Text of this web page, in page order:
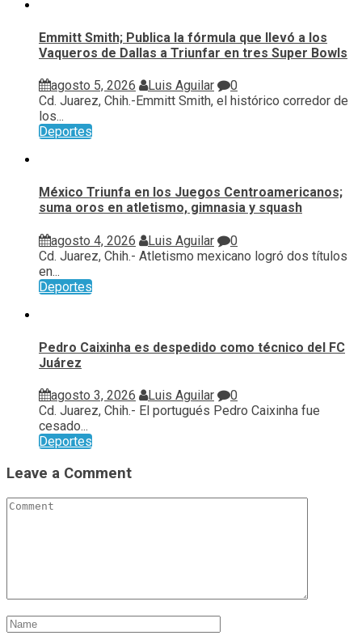
Emmitt Smith; Publica la fórmula que llevó a los
Vaqueros de Dallas a Triunfar en tres Super Bowls
agosto 5, 2026 Luis Aguilar
0
Cd. Juarez, Chih.-Emmitt Smith, el histórico corredor de
los...
Deportes
México Triunfa en los Juegos Centroamericanos;
suma oros en atletismo, gimnasia y squash
agosto 4, 2026 Luis Aguilar
0
Cd. Juarez, Chih.- Atletismo mexicano logró dos títulos
en...
Deportes
Pedro Caixinha es despedido como técnico del FC
Juárez
agosto 3, 2026 Luis Aguilar
0
Cd. Juarez, Chih.- El portugués Pedro Caixinha fue
cesado...
Deportes
Leave a Comment